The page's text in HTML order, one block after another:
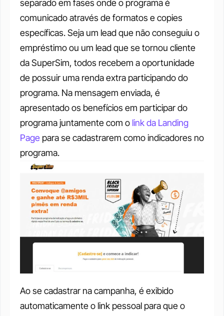
separado em fases onde o programa é
comunicado através de formatos e copies
específicas.Seja um lead que não conseguiu o
empréstimo ou um lead que se tornou cliente
da SuperSim, todos recebem a oportunidade
de possuir uma renda extra participando do
programa. Na mensagem enviada, é
apresentado os benefícios em participar do
programa juntamente com o link da Landing
Page para se cadastrarem como indicadores no
programa.
Ao se cadastrar na campanha, é exibido
automaticamente o link pessoal para que o